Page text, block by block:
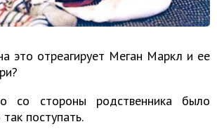
это отреагирует Меган Маркл и ее
со стороны родственника было
поступать.